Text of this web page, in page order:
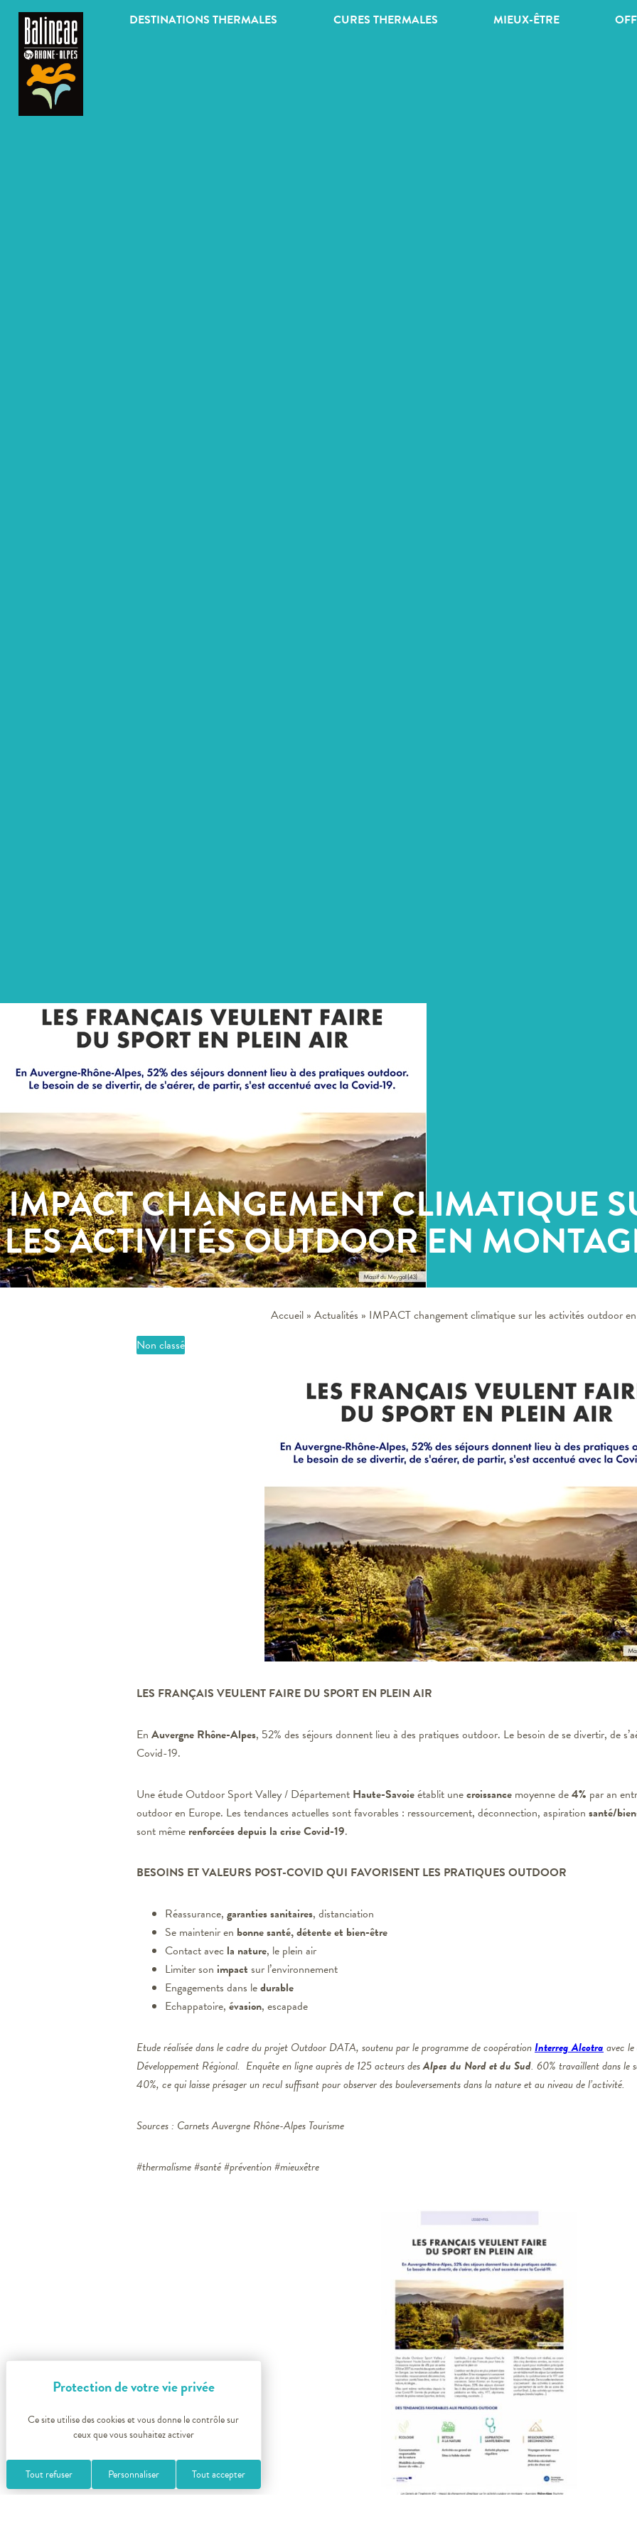
DESTINATIONS THERMALES CURES THERMALES MIEUX-ÊTRE
IMPACT CHANGEMENT CLIMATIQUE
LES ACTIVITÉS OUTDOOR EN
Accueil » Actualités » IMPACT changement climatique sur les activités outdoor
Non classé
LES FRANÇAIS VEULENT FAIRE DU SPORT EN PLEIN AIR
En Auvergne Rhône-Alpes, 52% des séjours donnent lieu à des pratiques outdoor. Le besoin de se divertir, de
Covid-19.
Une étude Outdoor Sport Valley / Département Haute-Savoieétablit unecroissance moyenne de4% par an
outdoor en Europe. Les tendances actuelles sont favorables : ressourcement, déconnection, aspiration santé/
sont même renforcées depuis la crise Covid-19.
BESOINS ET VALEURS POST-COVID QUI FAVORISENT LES PRATIQUES OUTDOOR
Réassurance, garanties sanitaires, distanciation
Se maintenir en bonne santé, détente et bien-être
Contact avec la nature, le plein air
Limiter son impact sur l’environnement
Engagements dans ledurable
Echappatoire, évasion, escapade
Etude réalisée dans le cadre du projet Outdoor DATA, soutenu par le programme de coopérationInterreg Alcotra avec
Développement Régional. Enquête en ligne auprès de 125 acteurs desAlpes du Nord et du Sud. 60% travaillent dans le
40%, ce qui laisse présager un recul suffisant pour observer des bouleversements dans la nature et au niveau de l’activité.
Sources : Carnets Auvergne Rhône-Alpes Tourisme
#thermalisme #santé #prévention #mieuxêtre
Panneau de gestion des cookies
Ce site utilise des cookies et vous donne le contrôle sur
ceux que vous souhaitez activer
Tout accepter
Tout refuser Personnaliser